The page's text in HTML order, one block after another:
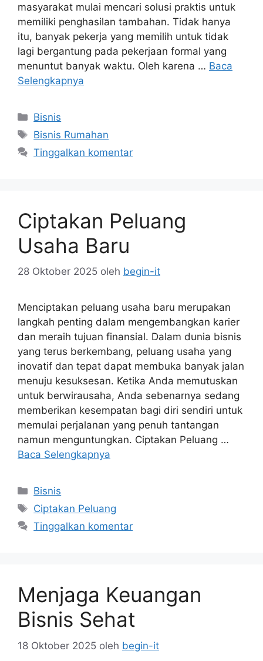
masyarakat mulai mencari solusi praktis untuk
memiliki penghasilan tambahan. Tidak hanya
itu, banyak pekerja yang memilih untuk tidak
lagi bergantung pada pekerjaan formal yang
menuntut banyak waktu. Oleh karena … Baca
Selengkapnya
Kategori
Bisnis
Tag
Bisnis Rumahan
Tinggalkan komentar
Ciptakan Peluang
Usaha Baru
28 Oktober 2025 oleh begin-it
Menciptakan peluang usaha baru merupakan
langkah penting dalam mengembangkan karier
dan meraih tujuan finansial. Dalam dunia bisnis
yang terus berkembang, peluang usaha yang
inovatif dan tepat dapat membuka banyak jalan
menuju kesuksesan. Ketika Anda memutuskan
untuk berwirausaha, Anda sebenarnya sedang
memberikan kesempatan bagi diri sendiri untuk
memulai perjalanan yang penuh tantangan
namun menguntungkan. Ciptakan Peluang …
Baca Selengkapnya
Kategori
Bisnis
Tag
Ciptakan Peluang
Tinggalkan komentar
Menjaga Keuangan
Bisnis Sehat
18 Oktober 2025 oleh begin-it